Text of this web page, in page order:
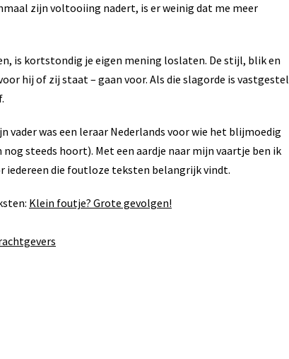
zijn voltooiing nadert, is er weinig dat me meer
is kortstondig je eigen mening loslaten. De stijl, blik en
hij of zij staat – gaan voor. Als die slagorde is
vader was een leraar Nederlands voor wie het blijmoedig
steeds hoort). Met een aardje naar mijn vaartje ben ik
iedereen die foutloze teksten belangrijk vindt.
Klein foutje? Grote gevolgen!